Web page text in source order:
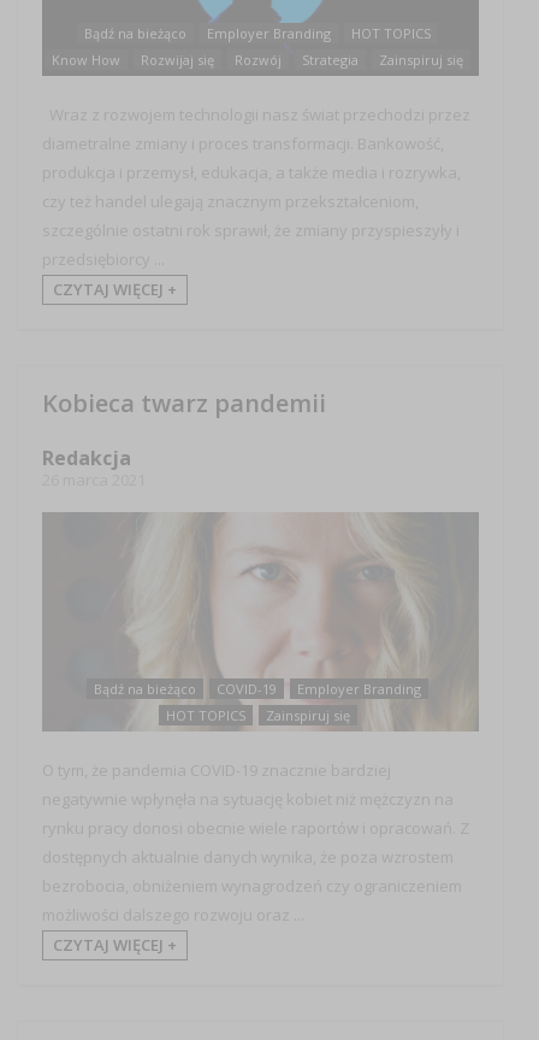
Bądź na bieżąco Employer Branding
HOT TOPICS
Know How
Rozwijaj się Rozwój Strategia Zainspiruj się
Wraz z rozwojem technologii nasz świat przechodzi przez
diametralne zmiany i proces transformacji. Bankowość,
produkcja i przemysł, edukacja, a także media i rozrywka,
czy też handel ulegają znacznym przekształceniom,
szczególnie ostatni rok sprawił, że zmiany przyspieszyły i
przedsiębiorcy ...
CZYTAJ WIĘCEJ +
Kobieca twarz pandemii
Redakcja
Bądź na bieżąco COVID-19
Employer Branding
HOT TOPICS
Zainspiruj się
O tym, że pandemia COVID-19 znacznie bardziej
negatywnie wpłynęła na sytuację kobiet niż mężczyzn na
rynku pracy donosi obecnie wiele raportów i opracowań. Z
dostępnych aktualnie danych wynika, że poza wzrostem
bezrobocia, obniżeniem wynagrodzeń czy ograniczeniem
możliwości dalszego rozwoju oraz ...
CZYTAJ WIĘCEJ +